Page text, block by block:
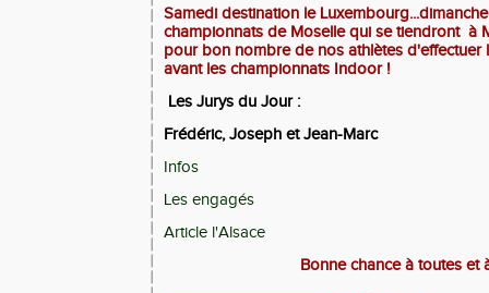
Samedi destination le
championnats de Moselle qui se tiendront à
pour bon nombre de nos athlètes d'effectuer
avant les championnats Indoor !
Les Jurys du Jour :
Frédéric, Joseph et Jean-Marc
Infos
Les engagés
Article l'Alsace
Bonne chance à toutes et